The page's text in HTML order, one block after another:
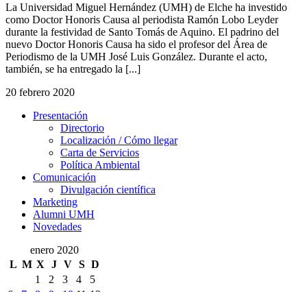
La Universidad Miguel Hernández (UMH) de Elche ha investido
como Doctor Honoris Causa al periodista Ramón Lobo Leyder
durante la festividad de Santo Tomás de Aquino. El padrino del
nuevo Doctor Honoris Causa ha sido el profesor del Área de
Periodismo de la UMH José Luis González. Durante el acto,
también, se ha entregado la [...]
20 febrero 2020
Presentación
Presentación
Directorio
Localización / Cómo llegar
Carta de Servicios
Política Ambiental
Comunicación
Comunicación
Divulgación científica
Marketing
Alumni UMH
Novedades
enero 2020
L M X J V S D
1
2 3 4
5